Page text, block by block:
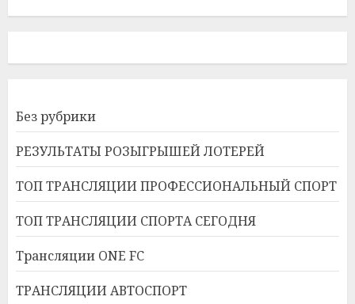
Без рубрики
РЕЗУЛЬТАТЫ РОЗЫГРЫШЕЙ ЛОТЕРЕЙ
ТОП ТРАНСЛЯЦИИ ПРОФЕССИОНАЛЬНЫЙ СПОРТ
ТОП ТРАНСЛЯЦИИ СПОРТА СЕГОДНЯ
Трансляции ONE FC
ТРАНСЛЯЦИИ АВТОСПОРТ